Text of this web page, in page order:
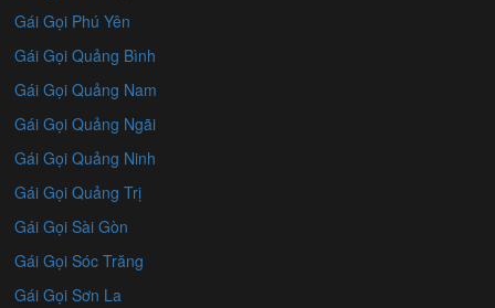
Gái Gọi Phú Yên
Gái Gọi Quảng Bình
Gái Gọi Quảng Nam
Gái Gọi Quảng Ngãi
Gái Gọi Quảng Ninh
Gái Gọi Quảng Trị
Gái Gọi Sài Gòn
Gái Gọi Sóc Trăng
Gái Gọi Sơn La